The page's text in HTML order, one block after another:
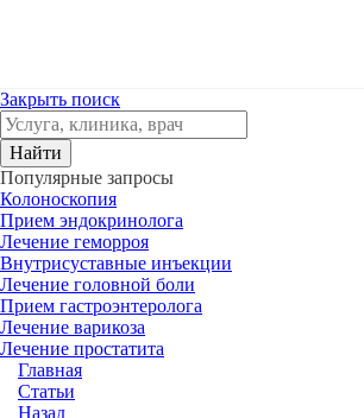
Закрыть поиск
Найти
Популярные запросы
Колоноскопия
Прием эндокринолога
Лечение геморроя
Внутрисуставные инъекции
Лечение головной боли
Прием гастроэнтеролога
Лечение варикоза
Лечение простатита
Главная
Статьи
Назад